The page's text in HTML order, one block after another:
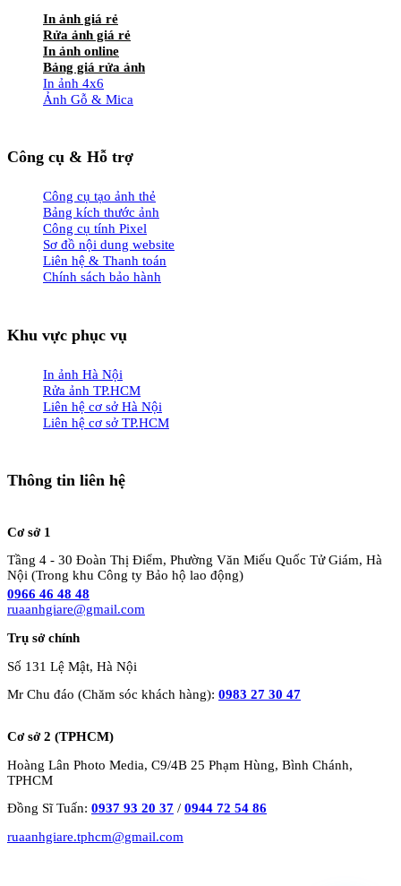
In ảnh giá rẻ
Rửa ảnh giá rẻ
In ảnh online
Bảng giá rửa ảnh
In ảnh 4x6
Ảnh Gỗ & Mica
Công cụ & Hỗ trợ
Công cụ tạo ảnh thẻ
Bảng kích thước ảnh
Công cụ tính Pixel
Sơ đồ nội dung website
Liên hệ & Thanh toán
Chính sách bảo hành
Khu vực phục vụ
In ảnh Hà Nội
Rửa ảnh TP.HCM
Liên hệ cơ sở Hà Nội
Liên hệ cơ sở TP.HCM
Thông tin liên hệ
Cơ sở 1
Tầng 4 - 30 Đoàn Thị Điểm, Phường Văn Miếu Quốc Tử Giám, Hà
Nội (Trong khu Công ty Bảo hộ lao động)
0966 46 48 48
ruaanhgiare@gmail.com
Trụ sở chính
Số 131 Lệ Mật, Hà Nội
Mr Chu đáo (Chăm sóc khách hàng): 0983 27 30 47
Cơ sở 2 (TPHCM)
Hoàng Lân Photo Media, C9/4B 25 Phạm Hùng, Bình Chánh,
TPHCM
Đồng Sĩ Tuấn: 0937 93 20 37 / 0944 72 54 86
ruaanhgiare.tphcm@gmail.com